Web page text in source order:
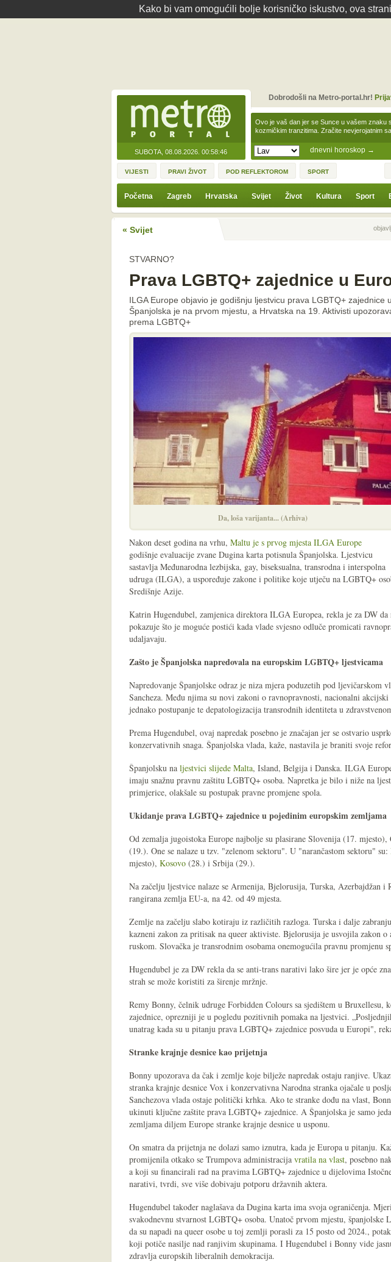
Kako bi vam omogućili bolje korisničko iskustvo, ova
SUBOTA, 08.08.2026. 00:58:46 dnevni horoskop →
Ovo je vaš dan jer se Sunce u vašem znaku
kozmičkim tranzitima. Zračite nevjerojatnim
Dobrodošli na Metro-portal.hr!
VIJESTI PRAVI ŽIVOT POD REFLEKTOROM SPORT
Početna Zagreb Hrvatska Svijet Život Kultura Sport
« Svijet Prethodna vijest
STVARNO?
Prava LGBTQ+ zajednice u
ILGA Europe objavio je godišnju ljestvicu prava LGBTQ+ zajednice
Španjolska je na prvom mjestu, a Hrvatska na 19. Aktivisti
prema LGBTQ+
Da, loša varijanta... (Arhiva)
Nakon deset godina na vrhu, Maltu je s prvog mjesta ILGA Europe
godišnje evaluacije zvane Dugina karta potisnula Španjolska. Ljestvicu
sastavlja Međunarodna lezbijska, gay, biseksualna, transrodna i interspolna
udruga (ILGA), a uspoređuje zakone i politike koje utječu na LGBTQ+
Središnje Azije.
Katrin Hugendubel, zamjenica direktora ILGA Europea, rekla je za DW da
pokazuje što je moguće postići kada vlade svjesno odluče promicati
udaljavaju.
Zašto je Španjolska napredovala na europskim LGBTQ+ ljestvicama
Napredovanje Španjolske odraz je niza mjera poduzetih pod ljevičarskom
Sancheza. Među njima su novi zakoni o ravnopravnosti, nacionalni
jednako postupanje te depato­logizacija transrodnih identiteta u
Prema Hugendubel, ovaj napredak posebno je značajan jer se ostvario
konzervativnih snaga. Španjolska vlada, kaže, nastavila je braniti svoje
Španjolsku na ljestvici slijede Malta, Island, Belgija i Danska. ILGA
imaju snažnu pravnu zaštitu LGBTQ+ osoba. Napretka je bilo i niže na
primjerice, olakšale su postupak pravne promjene spola.
Ukidanje prava LGBTQ+ zajednice u pojedinim europskim zemljama
Od zemalja jugoistoka Europe najbolje su plasirane Slovenija (17.
(19.). One se nalaze u tzv. "zelenom sektoru". U "narančastom sektoru" su:
mjesto), Kosovo (28.) i Srbija (29.).
Na začelju ljestvice nalaze se Armenija, Bjelorusija, Turska, Azerbajdžan i
rangirana zemlja EU-a, na 42. od 49 mjesta.
Zemlje na začelju slabo kotiraju iz različitih razloga. Turska i dalje
kazneni zakon za pritisak na queer aktiviste. Bjelorusija je usvojila zakon
ruskom. Slovačka je transrodnim osobama onemogućila pravnu promjenu
Hugendubel je za DW rekla da se anti-trans narativi lako šire jer je opće
strah se može koristiti za širenje mržnje.
Remy Bonny, čelnik udruge Forbidden Colours sa sjedištem u Bruxellesu,
zajednice, oprezniji je u pogledu pozitivnih pomaka na ljestvici.
unatrag kada su u pitanju prava LGBTQ+ zajednice posvuda u Europi",
Stranke krajnje desnice kao prijetnja
Bonny upozorava da čak i zemlje koje bilježe napredak ostaju ranjive.
stranka krajnje desnice Vox i konzervativna Narodna stranka ojačale u
Sanchezova vlada ostaje politički krhka. Ako te stranke dođu na vlast,
ukinuti ključne zaštite prava LGBTQ+ zajednice. A Španjolska je samo
zemljama diljem Europe stranke krajnje desnice u usponu.
On smatra da prijetnja ne dolazi samo iznutra, kada je Europa u pitanju.
promijenila otkako se Trumpova administracija vratila na vlast, posebno
a koji su financirali rad na pravima LGBTQ+ zajednice u dijelovima
narativi, tvrdi, sve više dobivaju potporu državnih aktera.
Hugendubel također naglašava da Dugina karta ima svoja ograničenja.
svakodnevnu stvarnost LGBTQ+ osoba. Unatoč prvom mjestu, španjolske
da su napadi na queer osobe u toj zemlji porasli za 15 posto od 2024.,
koji potiče nasilje nad ranjivim skupinama. I Hugendubel i Bonny vide
zdravlja europskih liberalnih demokracija.